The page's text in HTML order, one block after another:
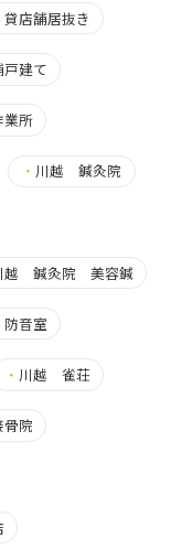
店舗居抜き
建て
所
・ 川越 鍼灸院
越 鍼灸院 美容鍼
音室
・ 川越 雀荘
院